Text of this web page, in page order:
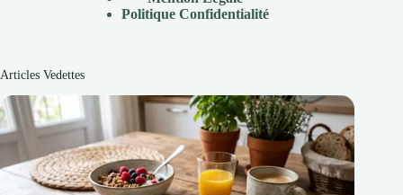
Politique Confidentialité
Articles Vedettes